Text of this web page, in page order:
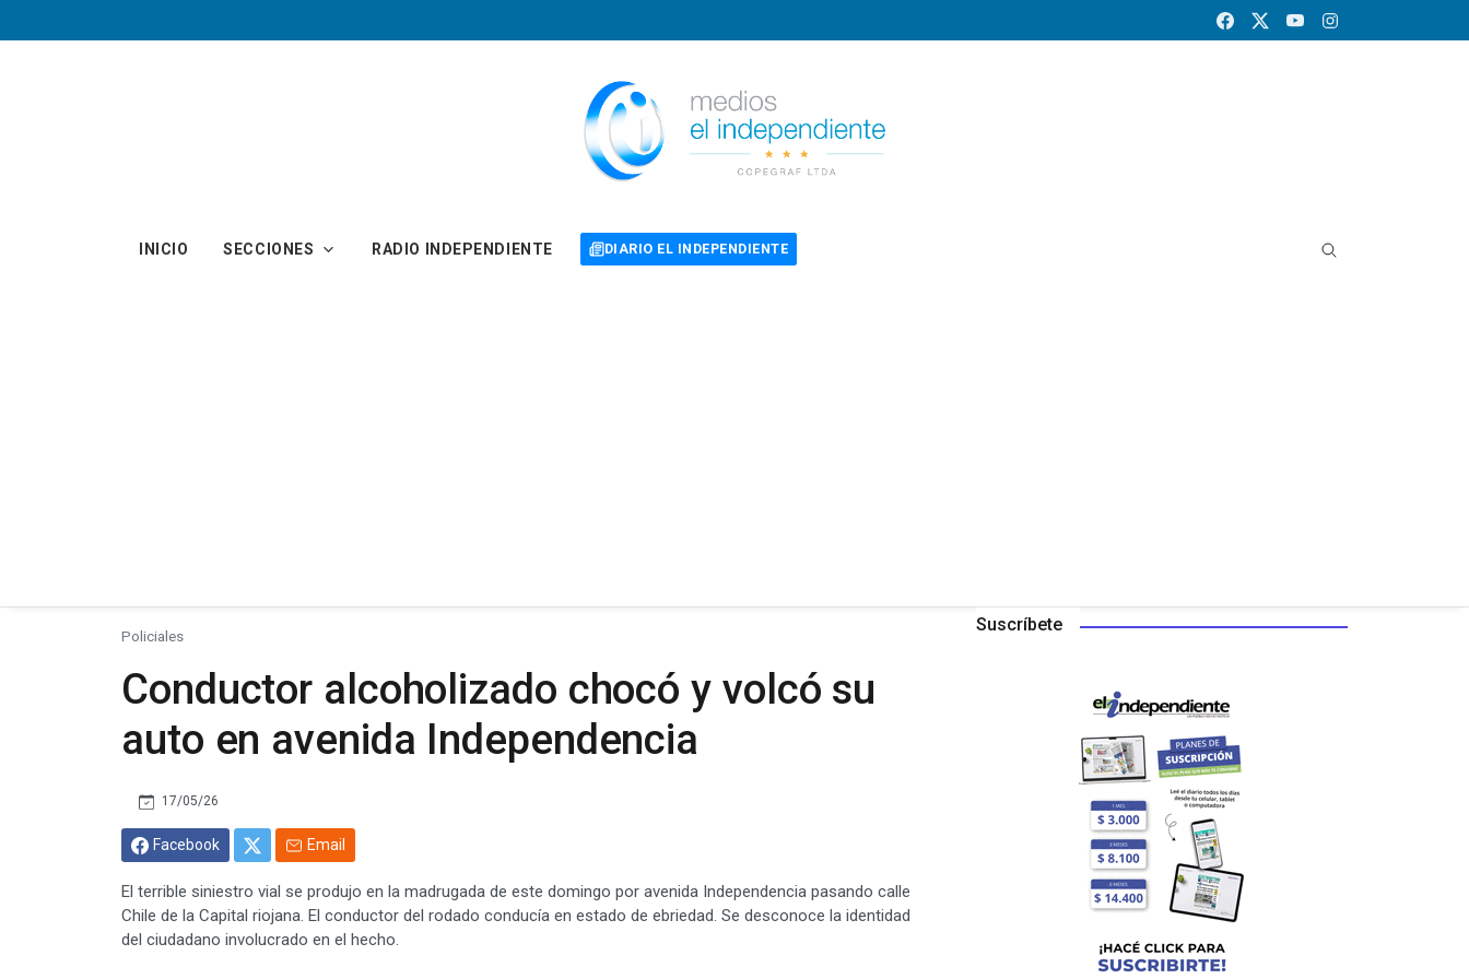
INICIO SECCIONES RADIO INDEPENDIENTE DIARIO EL INDEPENDIENTE
Policiales
Conductor alcoholizado chocó y volcó su
auto en avenida Independencia
17/05/26
Facebook Email
El terrible siniestro vial se produjo en la madrugada de este domingo por avenida Independencia pasando calle
Chile de la Capital riojana. El conductor del rodado conducía en estado de ebriedad. Se desconoce la identidad
del ciudadano involucrado en el hecho.
Suscríbete